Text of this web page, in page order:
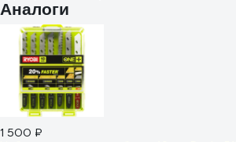
Аналоги
1 500 ₽